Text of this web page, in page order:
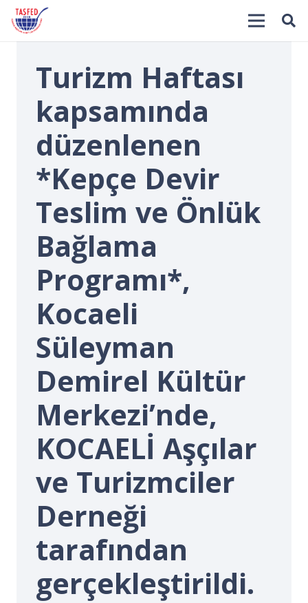
Turizm Haftası
kapsamında
düzenlenen
*Kepçe Devir
Teslim ve Önlük
Bağlama
Programı*,
Kocaeli
Süleyman
Demirel Kültür
Merkezi’nde,
KOCAELİ Aşçılar
ve Turizmciler
Derneği
tarafından
gerçekleştirildi.